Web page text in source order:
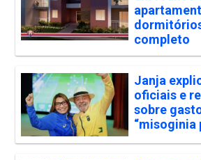
completo
Janja
oficiais e
sobre
“misoginia